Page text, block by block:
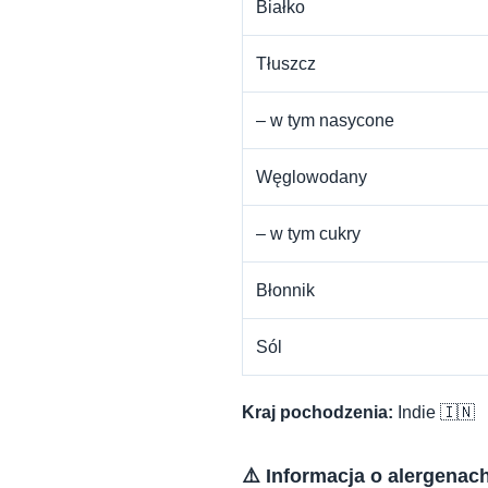
Białko
Tłuszcz
– w tym nasycone
Węglowodany
– w tym cukry
Błonnik
Sól
Kraj pochodzenia: Indie 🇮🇳
⚠️ Informacja o